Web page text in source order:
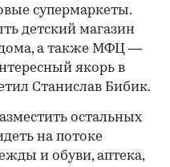
супермаркеты.
детский магазин
дома, а также МФЦ —
якорь в
Станислав Бибик.
остальных
на потоке
и обуви, аптека,